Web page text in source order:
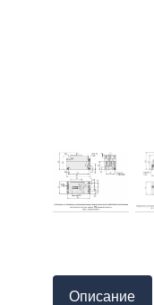
Продукция поставлена
Наоборот, деревянные
качества, пропитка
На комплектные
впервые на моей
производитель и
сопровождает опоры
Приятно работать с
поставщиком!
Описание